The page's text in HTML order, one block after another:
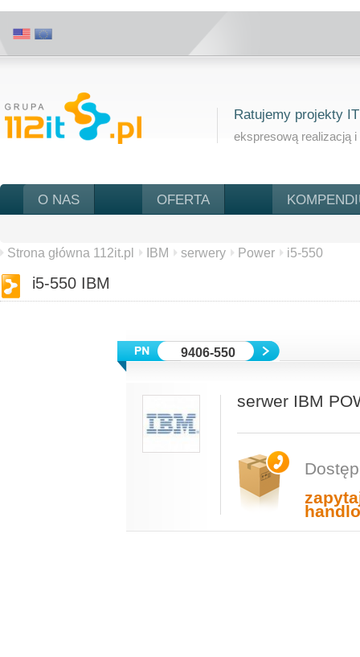
Ratujemy projekty IT
ekspresową realizacją i
O NAS OFERTA
Strona główna 112it.pl IBM serwery Power i5-550
i5-550 IBM
9406-550
serwer IBM